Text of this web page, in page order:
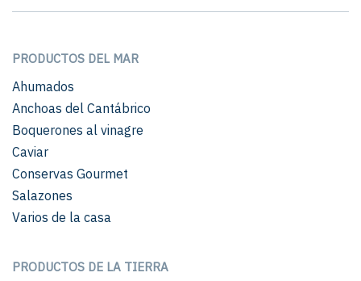
PRODUCTOS DEL MAR
Ahumados
Anchoas del Cantábrico
Boquerones al vinagre
Caviar
Conservas Gourmet
Salazones
Varios de la casa
PRODUCTOS DE LA TIERRA